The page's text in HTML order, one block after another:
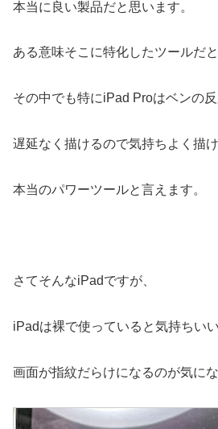
本当に良い製品だと思います。
ある意味そこに特化したツールだと
その中でも特にiPad Proはベンの反
遅延なく描けるので気持ちよく描け
本当のパワーツールと言えます。
さてそんなiPadですが、
iPadは裸で使っていると気持ちいい
画面が指紋だらけになるのが気にな